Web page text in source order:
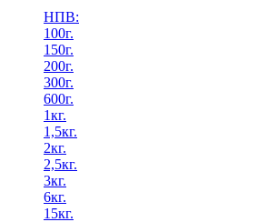
НПВ:
100г.
150г.
200г.
300г.
600г.
1кг.
1,5кг.
2кг.
2,5кг.
3кг.
6кг.
15кг.